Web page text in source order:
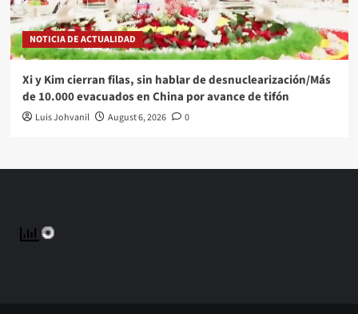
NOTICIA DE ACTUALIDAD
Xi y Kim cierran filas, sin hablar de desnuclearización/Más
de 10.000 evacuados en China por avance de tifón
Luis Johvanil August 6, 2026 0